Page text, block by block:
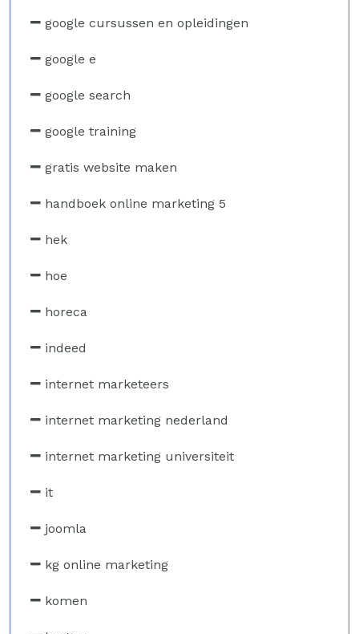
google cursussen en opleidingen
google e
google search
google training
gratis website maken
handboek online marketing 5
hek
hoe
horeca
indeed
internet marketeers
internet marketing nederland
internet marketing universiteit
it
joomla
kg online marketing
komen